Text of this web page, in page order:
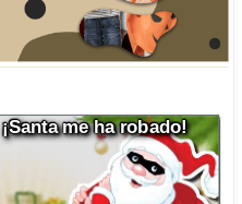
¡Santa me ha robado!